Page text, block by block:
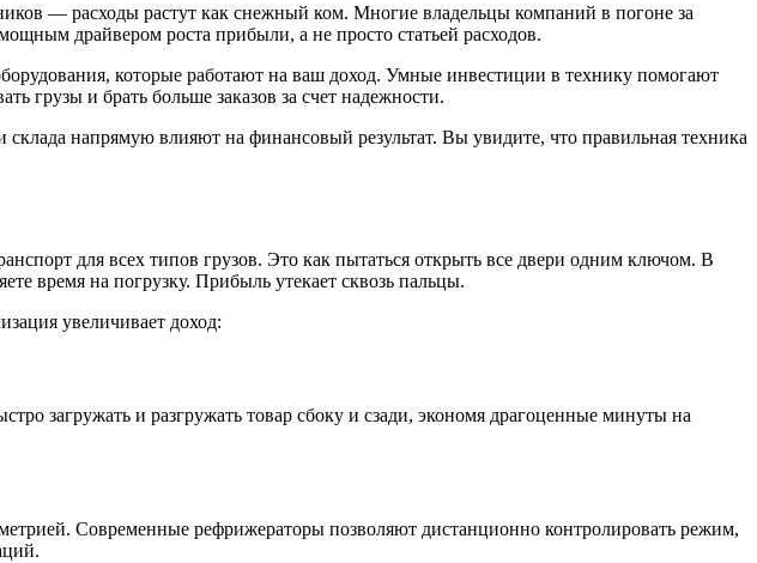
— расходы растут как снежный ком. Многие владельцы компаний в погоне за
драйвером роста прибыли, а не просто статьей расходов.
которые работают на ваш доход. Умные инвестиции в технику помогают
грузы и брать больше заказов за счет надежности.
напрямую влияют на финансовый результат. Вы увидите, что правильная техника
для всех типов грузов. Это как пытаться открыть все двери одним ключом. В
время на погрузку. Прибыль утекает сквозь пальцы.
увеличивает доход:
загружать и разгружать товар сбоку и сзади, экономя драгоценные минуты на
Современные рефрижераторы позволяют дистанционно контролировать режим,